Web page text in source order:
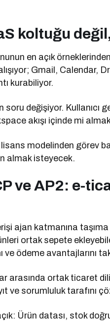
koltuğu
en açık
Gmail, Calendar,
kurabiliyor.
değişiyor. Kullanıcı
akışı içinde mi
modelinden görev
almak isteyecek.
ve AP2: e-
ajan katmanına
ortak sepete
ve ödeme avantajlarını
arasında ortak ticaret dili
ve sorumluluk tarafını
Ürün datası, stok